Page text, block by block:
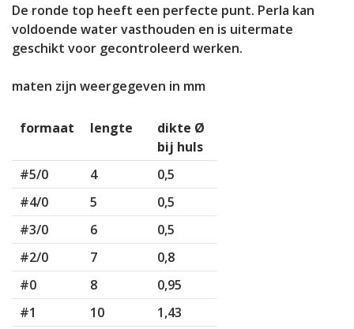
De ronde top heeft een perfecte punt. Perla kan
voldoende water vasthouden en is uitermate
geschikt voor gecontroleerd werken.
maten zijn weergegeven in mm
formaat lengte
dikte Ø
bij huls
#5/0
4
0,5
#4/0
5
0,5
#3/0
6
0,5
#2/0
7
0,8
#0
8
0,95
#1
10
1,43